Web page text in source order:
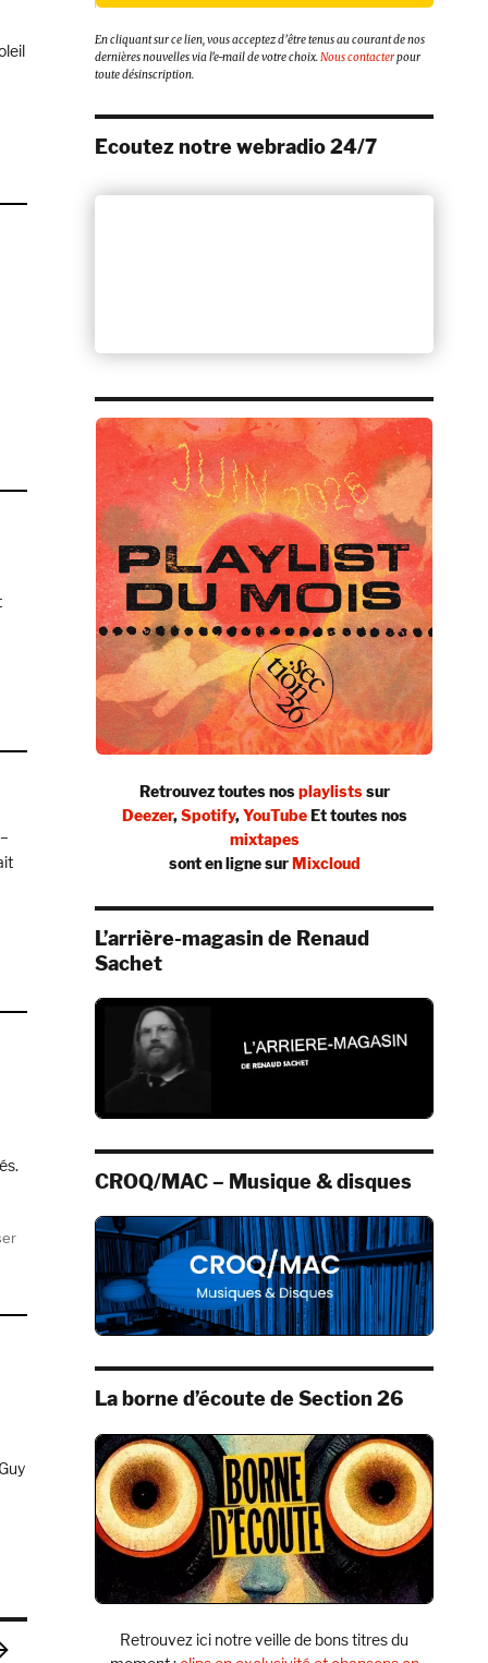
»
workspace (Bandcamp) »
Escalator Records) »
que j’ai toujours su écrire des chansons. » »
En cliquant sur ce lien, vous acceptez d’être tenus au courant de nos
dernières nouvelles via l’e-mail de votre choix.Nous contacterpour
toute désinscription.
Ecoutez notre webradio 24/7
Retrouvez toutes nosplaylistssur
Deezer,Spotify,YouTubeEt toutes nos
mixtapes
sont en ligne surMixcloud
L’arrière-magasin de Renaud
Sachet
CROQ/MAC – Musique & disques
La borne d’écoute de Section 26
Retrouvez ici notre veille de bons titres du